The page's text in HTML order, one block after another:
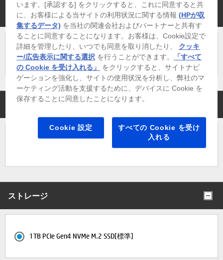
冷却方式
2ヒートパイプ 92mm 空冷クーラーRGB[標準]
メモリ
32GB (16GB×2) DDR5-5600MT/s (最大32GB)[標準]
ストレージ
1TB PCIe Gen4 NVMe M.2 SSD[標準]
います。[承認する] をクリックすると、これに同意すると共
に、お客様による当サイトの利用状況に関する情報(HPが収
集するデータ) を当社の関連会社およびパートナーと共有す
ることに同意することになります。お客様は、Cookie設定で
詳細を管理したり、いつでも同意を取り消したり、 クッキ
ー/広告表示に関する選択 を行うことができます。
「すべて
の Cookie を受け入れる」
をクリックすると、サイトナビ
ゲーションを強化し、サイトの使用状況を分析し、弊社のマ
ーケティング活動を支援するために、デバイスに Cookie を
保存することに同意したことになります。
Cookie 設定
すべての Cookie を受け
入れる